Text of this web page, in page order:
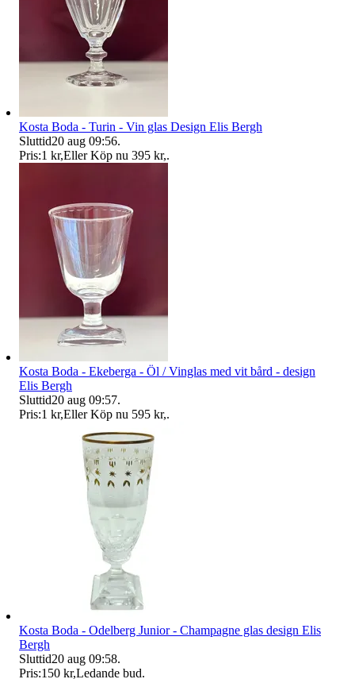
Kosta Boda - Turin - Vin glas Design Elis Bergh
Sluttid20 aug 09:56.
Pris:1 kr,Eller Köp nu 395 kr,.
Kosta Boda - Ekeberga - Öl / Vinglas med vit bård - design
Elis Bergh
Sluttid20 aug 09:57.
Pris:1 kr,Eller Köp nu 595 kr,.
Kosta Boda - Odelberg Junior - Champagne glas design Elis
Bergh
Sluttid20 aug 09:58.
Pris:150 kr,Ledande bud.